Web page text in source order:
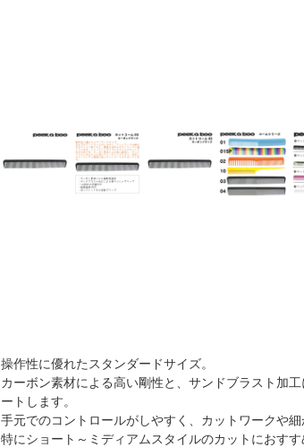
操作性に優れたスタンダードサイズ。
カーボン素材による高い剛性と、サンドブラスト加
ートします。
手元でのコントロールがしやすく、カットワークや
特にショート～ミディアムスタイルのカットにおすす